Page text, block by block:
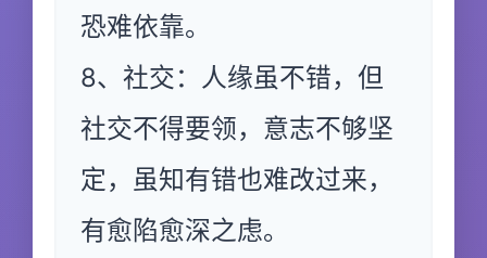
恐难依靠。
8、社交：人缘虽不错，但
社交不得要领，意志不够坚
定，虽知有错也难改过来，
有愈陷愈深之虑。